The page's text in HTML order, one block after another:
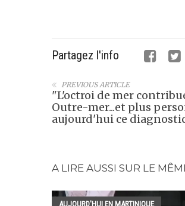
Partagez l'info
PREVIOUS ARTICLE
"L'octroi de mer
Outre-mer...et plus
aujourd'hui ce
A LIRE AUSSI SUR LE
AUJOURD'HUI EN MARTINIQUE